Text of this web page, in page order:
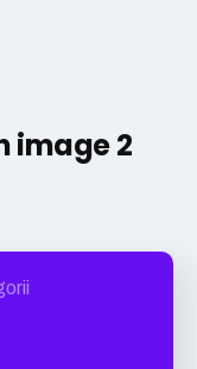
image 2